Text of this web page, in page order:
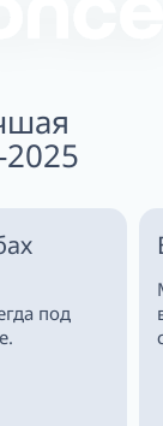
под